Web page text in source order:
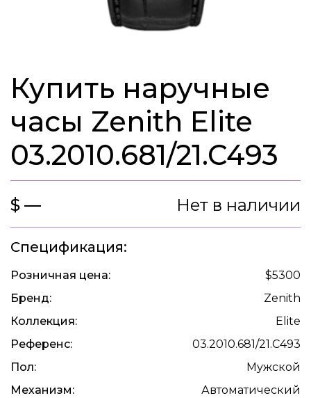
Купить наручные
часы Zenith Elite
03.2010.681/21.C493
$ — Нет в наличии
Спецификация:
Розничная цена:
$5300
Бренд:
Zenith
Коллекция:
Elite
Референс:
03.2010.681/21.C493
Пол:
Мужской
Механизм:
Автоматический